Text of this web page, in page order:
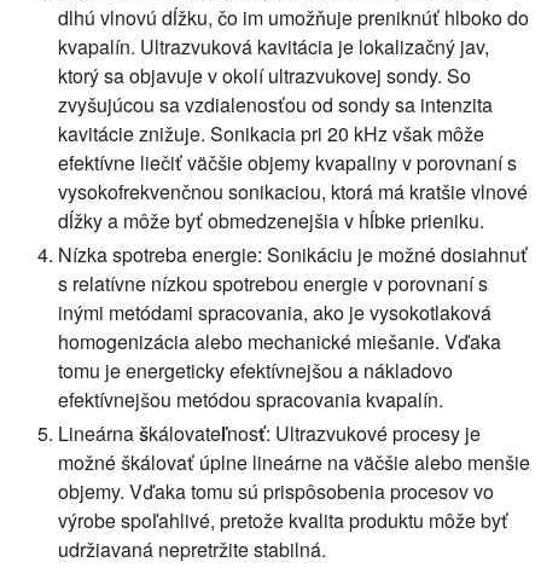
dlhú vlnovú dĺžku, čo im umožňuje preniknúť hlboko do
kvapalín. Ultrazvuková kavitácia je lokalizačný jav,
ktorý sa objavuje v okolí ultrazvukovej sondy. So
zvyšujúcou sa vzdialenosťou od sondy sa intenzita
kavitácie znižuje. Sonikacia pri 20 kHz však môže
efektívne liečiť väčšie objemy kvapaliny v porovnaní s
vysokofrekvenčnou sonikaciou, ktorá má kratšie vlnové
dĺžky a môže byť obmedzenejšia v hĺbke prieniku.
Nízka spotreba energie: Sonikáciu je možné dosiahnuť
s relatívne nízkou spotrebou energie v porovnaní s
inými metódami spracovania, ako je vysokotlaková
homogenizácia alebo mechanické miešanie. Vďaka
tomu je energeticky efektívnejšou a nákladovo
efektívnejšou metódou spracovania kvapalín.
Lineárna škálovateľnosť: Ultrazvukové procesy je
možné škálovať úplne lineárne na väčšie alebo menšie
objemy. Vďaka tomu sú prispôsobenia procesov vo
výrobe spoľahlivé, pretože kvalita produktu môže byť
udržiavaná nepretržite stabilná.